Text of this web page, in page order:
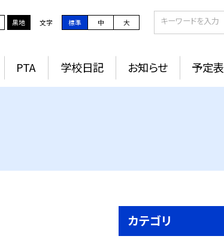
黒地 文字 標準 中 大
PTA 学校日記 お知らせ 予定表
カテゴリ